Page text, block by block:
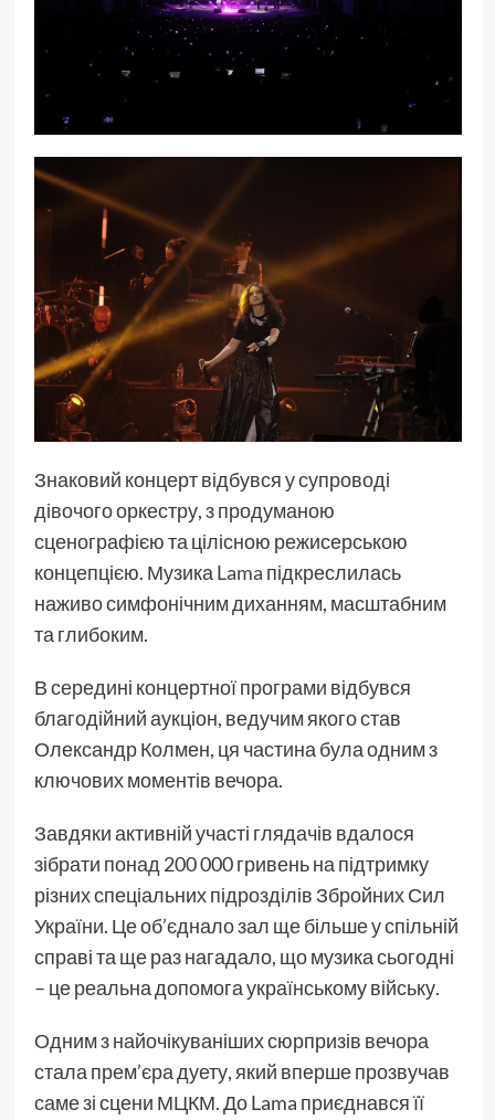
Знаковий концерт відбувся у супроводі
дівочого оркестру, з продуманою
сценографією та цілісною режисерською
концепцією. Музика Lama підкреслилась
наживо симфонічним диханням, масштабним
та глибоким.
В середині концертної програми відбувся
благодійний аукціон, ведучим якого став
Олександр Колмен, ця частина була одним з
ключових моментів вечора.
Завдяки активній участі глядачів вдалося
зібрати понад 200 000 гривень на підтримку
різних спеціальних підрозділів Збройних Сил
України. Це об’єднало зал ще більше у спільній
справі та ще раз нагадало, що музика сьогодні
– це реальна допомога українському війську.
Одним з найочікуваніших сюрпризів вечора
стала прем’єра дуету, який вперше прозвучав
саме зі сцени МЦКМ. До Lama приєднався її